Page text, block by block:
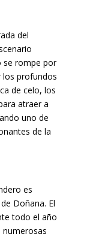
del
se rompe por
los profundos
de celo, los
atraer a
uno de
de la
es
Doñana. El
todo el año